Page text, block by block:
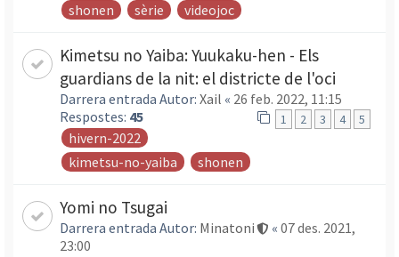
shonen
sèrie videojoc
Kimetsu no Yaiba: Yuukaku-hen - Els
guardians de la nit: el districte de l'oci
Darrera entrada Autor: Xail « 26 feb. 2022, 11:15
Respostes: 45 1 2 3 4 5
hivern-2022
kimetsu-no-yaiba
shonen
Yomi no Tsugai
Darrera entrada Autor: Minatoni « 07 des. 2021,
23:00